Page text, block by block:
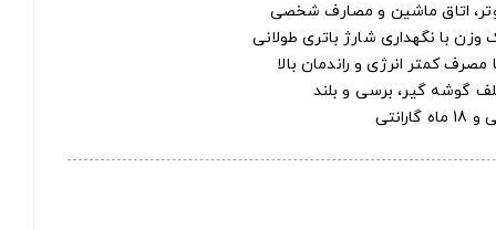
اتاق ماشین و مصارف شخصی
با نگهداری شارژ باتری طولانی
گوشه گیر، برسی و بلند